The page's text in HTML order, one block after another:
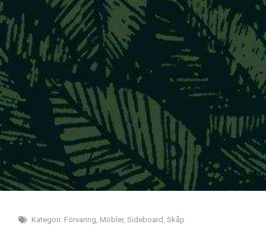
Kategori: Förvaring Möbler,Sideboard ,Skåp